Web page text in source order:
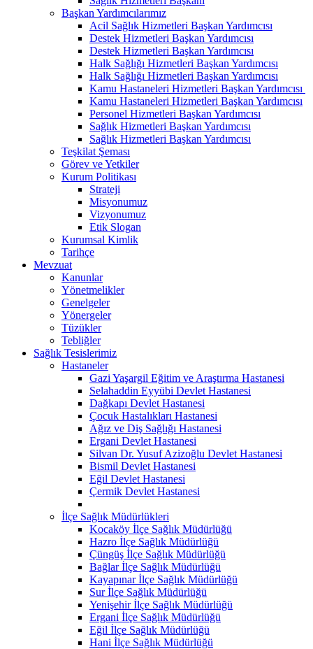
Başkan Yardımcılarımız
Acil Sağlık Hizmetleri Başkan Yardımcısı
Destek Hizmetleri Başkan Yardımcısı
Destek Hizmetleri Başkan Yardımcısı
Halk Sağlığı Hizmetleri Başkan Yardımcısı
Halk Sağlığı Hizmetleri Başkan Yardımcısı
Kamu Hastaneleri Hizmetleri Başkan Yardımcısı ​
Kamu Hastaneleri Hizmetleri Başkan Yardımcısı
Personel Hizmetleri Başkan Yardımcısı
Sağlık Hizmetleri Başkan Yardımcısı
Sağlık Hizmetleri Başkan Yardımcısı
Teşkilat Şeması
Görev ve Yetkiler
Kurum Politikası
Strateji
Misyonumuz
Vizyonumuz
Etik Slogan
Kurumsal Kimlik
Tarihçe
Mevzuat
Kanunlar
Yönetmelikler
Genelgeler
Yönergeler
Tüzükler
Tebliğler
Sağlık Tesislerimiz
Hastaneler
Gazi Yaşargil Eğitim ve Araştırma Hastanesi
Selahaddin Eyyübi Devlet Hastanesi
Dağkapı Devlet Hastanesi
Çocuk Hastalıkları Hastanesi
Ağız ve Diş Sağlığı Hastanesi
Ergani Devlet Hastanesi
Silvan Dr. Yusuf Azizoğlu Devlet Hastanesi
Bismil Devlet Hastanesi
Eğil Devlet Hastanesi
Çermik Devlet Hastanesi
İlçe Sağlık Müdürlükleri
Kocaköy İlçe Sağlık Müdürlüğü
Hazro İlçe Sağlık Müdürlüğü
Çüngüş İlçe Sağlık Müdürlüğü
Bağlar İlçe Sağlık Müdürlüğü
Kayapınar İlçe Sağlık Müdürlüğü
Sur İlçe Sağlık Müdürlüğü
Yenişehir İlçe Sağlık Müdürlüğü
Ergani İlçe Sağlık Müdürlüğü
Eğil İlçe Sağlık Müdürlüğü
Hani İlçe Sağlık Müdürlüğü